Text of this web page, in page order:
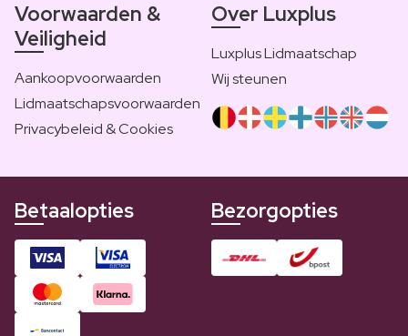
Voorwaarden &
Veiligheid
Aankoopvoorwaarden
Lidmaatschapsvoorwaarden
Privacybeleid & Cookies
Over Luxplus
Luxplus Lidmaatschap
Wij steunen
Betaalopties Bezorgopties